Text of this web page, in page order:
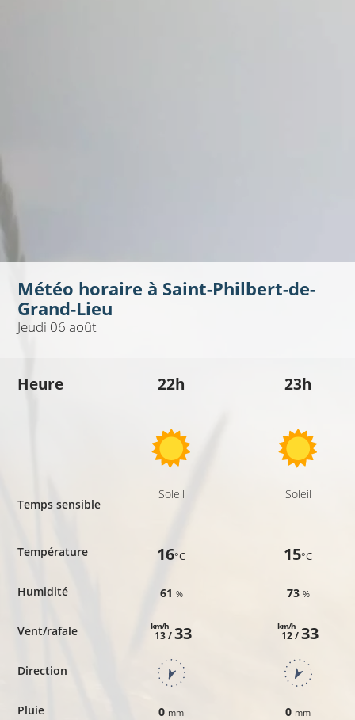
Météo horaire à Saint-Philbert-de-
Grand-Lieu
Jeudi 06 août
Heure
Temps sensible
Température
Humidité
Vent/rafale
Direction
Pluie
22h
Soleil
16°C
61 %
13 /
km/h 33
0 mm
23h
Soleil
15°C
73 %
12 /
km/h 33
0 mm